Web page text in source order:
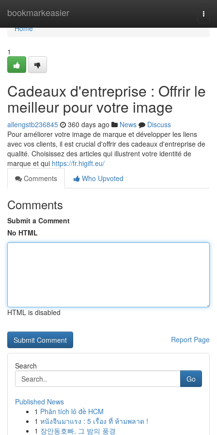
bookmarkeasier
Home
Home
1
Cadeaux d'entreprise : Offrir le
meilleur pour votre image
allengstb236845 360 days ago News
Discuss
Pour améliorer votre image de marque et développer les liens
avec vos clients, il est crucial d'offrir des cadeaux d'entreprise de
qualité. Choisissez des articles qui illustrent votre identité de
marque et qui https://fr.higift.eu/
Comments
Who Upvoted
Comments
Submit a Comment
No HTML
HTML is disabled
Report Page
Search
Go
Published News
1 Phân tích lô đề HCM
1 หนังจีนมาแรง : 5 เรื่อง ที่ ห้ามพลาด !
1 장안동호빠, 그 밤의 풍경